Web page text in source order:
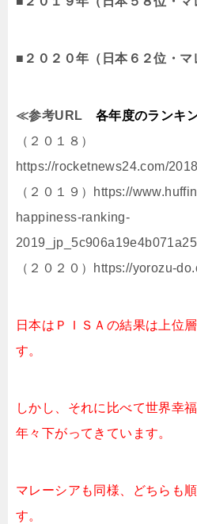
■２０２０年（日本６２位・マ
≪参考URL 各年度のランキ
（２０１８）
https://rocketnews24.com/
（２０１９）https://
happiness-ranking-
（２０２０）https://yorozu-
日本はＰＩＳＡの結果は上位
す。
しかし、それに比べて世界幸
年々下がってきています。
マレーシアも同様、どちらも
す。